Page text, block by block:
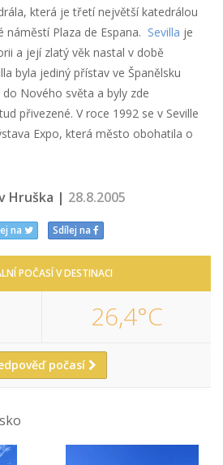
která je třetí největší katedrálou
náměstí Plaza de Espana. Sevilla je
a její zlatý věk nastal v době
byla jediný přístav ve Španělsku
Nového světa a byly zde
přivezené. V roce 1992 se v Seville
Expo, která město obohatila o
Hruška | 28.8.2005
na Sdílej na
POČASÍ V DESTINACI
26,4°C
počasí